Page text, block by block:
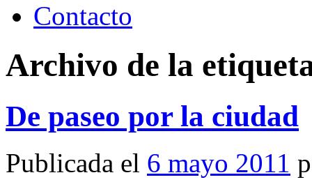
Contacto
Archivo de la
De paseo por la ciudad
Publicada el 6 mayo 2011